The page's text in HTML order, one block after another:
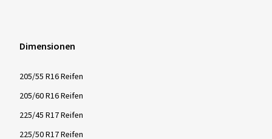
Dimensionen
205/55 R16 Reifen
205/60 R16 Reifen
225/45 R17 Reifen
225/50 R17 Reifen